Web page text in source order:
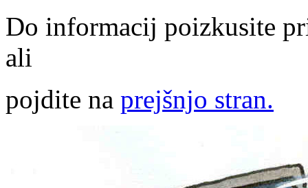
Do informacij poizkusite
ali
pojdite na prejšnjo stran.